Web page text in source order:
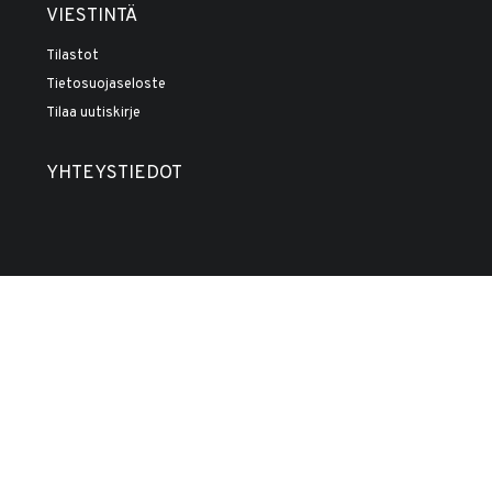
VIESTINTÄ
Tilastot
Tietosuojaseloste
Tilaa uutiskirje
YHTEYSTIEDOT